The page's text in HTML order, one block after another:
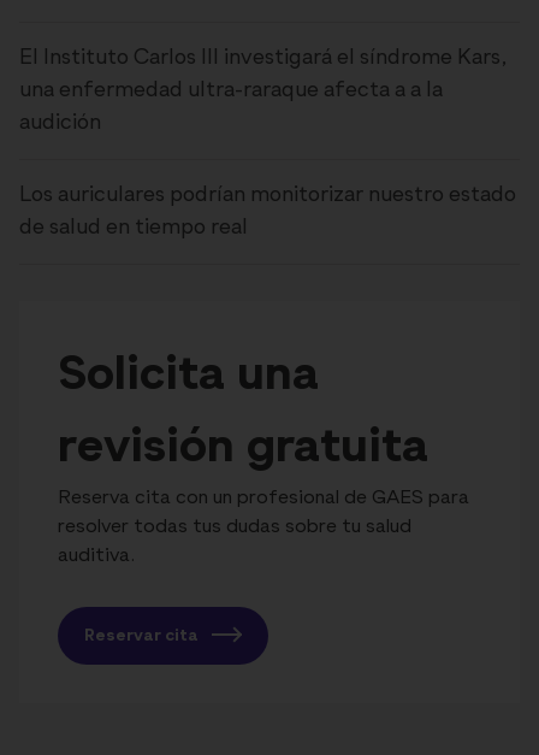
El Instituto Carlos III investigará el síndrome Kars,
una enfermedad ultra-raraque afecta a a la
audición
Los auriculares podrían monitorizar nuestro estado
de salud en tiempo real
Solicita una
revisión gratuita
Reserva cita con un profesional de GAES para
resolver todas tus dudas sobre tu salud
auditiva.
Reservar cita